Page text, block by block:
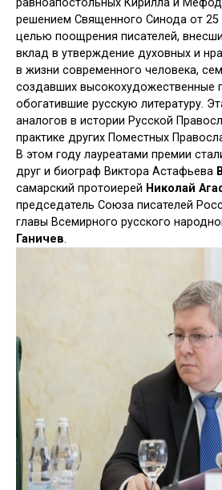
равноапостольных Кирилла и
решением Священного Синода от 25
целью поощрения писателей,
вклад в утверждение духовных и
в жизни современного человека,
создавших высокохудожественные
обогатившие русскую литературу.
аналогов в истории Русской
практике других Поместных
В этом году лауреатами премии
друг и биограф Виктора Астафьева
самарский протоиерей Николай
председатель Союза писателей
главы Всемирного русского
Ганичев.